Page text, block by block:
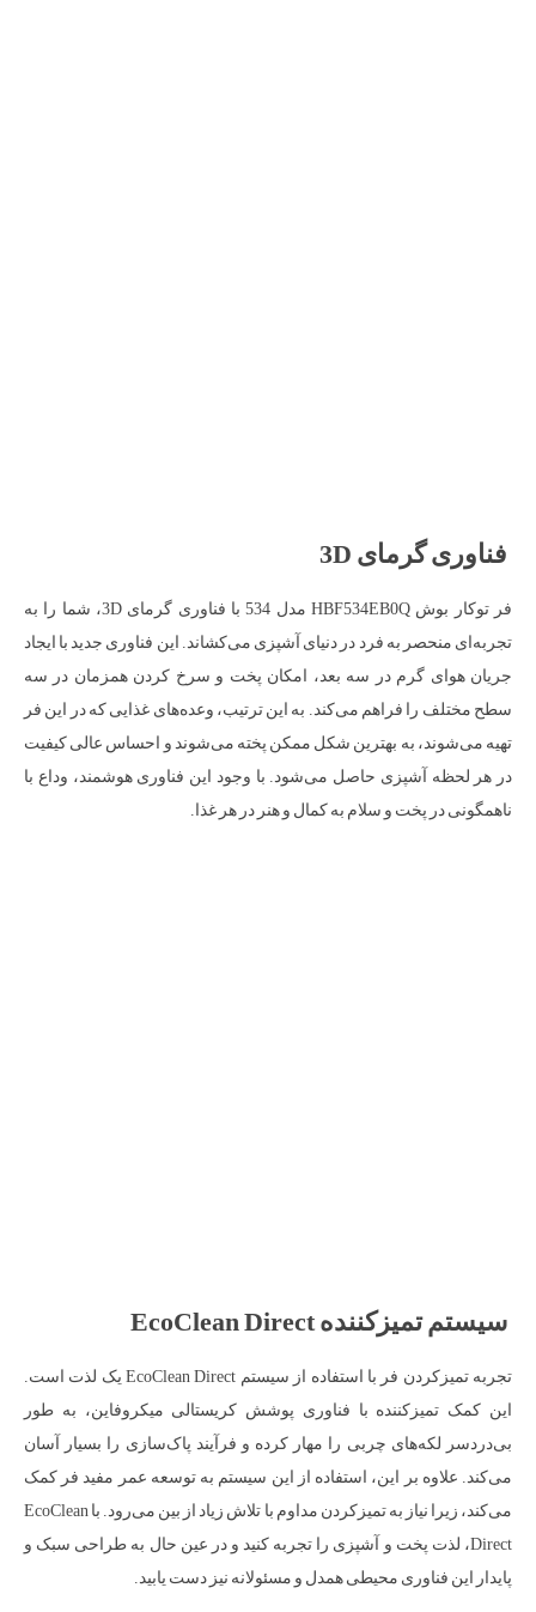
فناوری گرمای 3D
فر توکار بوش HBF534EB0Q مدل 534 با فناوری گرمای 3D، شما را به
تجربه‌ای منحصر به فرد در دنیای آشپزی می‌کشاند. این فناوری جدید با ایجاد
جریان هوای گرم در سه بعد، امکان پخت و سرخ کردن همزمان در سه
سطح مختلف را فراهم می‌کند. به این ترتیب، وعده‌های غذایی که در این فر
تهیه می‌شوند، به بهترین شکل ممکن پخته می‌شوند و احساس عالی کیفیت
در هر لحظه آشپزی حاصل می‌شود. با وجود این فناوری هوشمند، وداع با
ناهمگونی در پخت و سلام به کمال و هنر در هر غذا.
سیستم تمیزکننده EcoClean Direct
تجربه تمیزکردن فر با استفاده از سیستم EcoClean Direct یک لذت است.
این کمک تمیزکننده با فناوری پوشش کریستالی میکروفاین، به طور
بی‌دردسر لکه‌های چربی را مهار کرده و فرآیند پاک‌سازی را بسیار آسان
می‌کند. علاوه بر این، استفاده از این سیستم به توسعه عمر مفید فر کمک
می‌کند، زیرا نیاز به تمیزکردن مداوم با تلاش زیاد از بین می‌رود. با EcoClean
Direct، لذت پخت و آشپزی را تجربه کنید و در عین حال به طراحی سبک و
پایدار این فناوری محیطی همدل و مسئولانه نیز دست یابید.